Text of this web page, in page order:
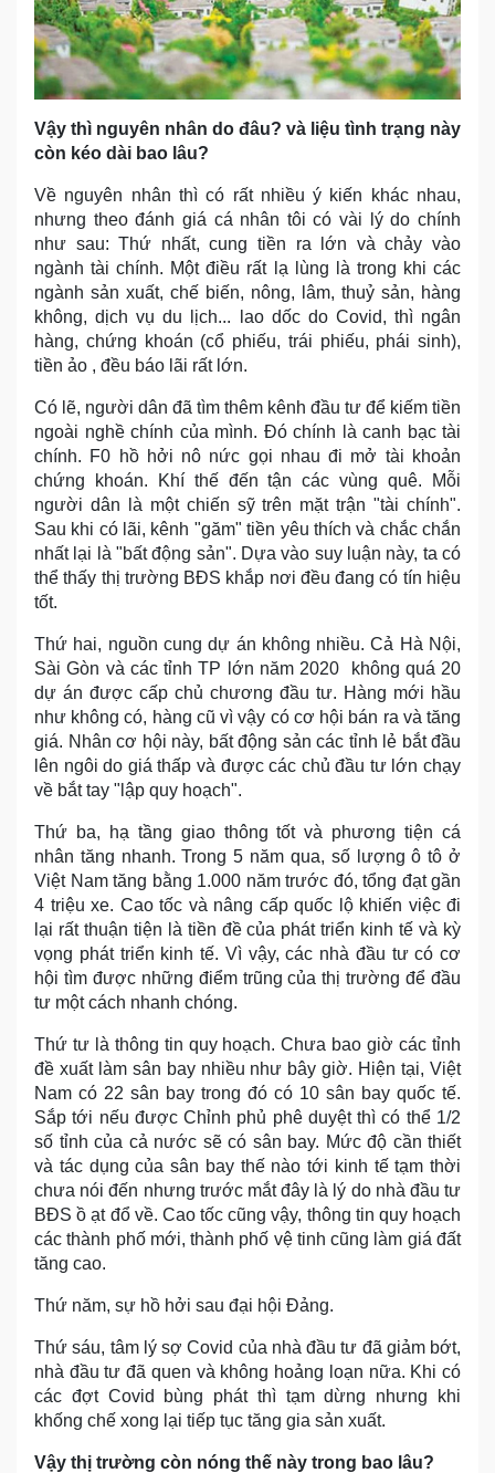
Vậy thì nguyên nhân do đâu? và liệu tình trạng này
còn kéo dài bao lâu?
Về nguyên nhân thì có rất nhiều ý kiến khác nhau,
nhưng theo đánh giá cá nhân tôi có vài lý do chính
như sau: Thứ nhất, cung tiền ra lớn và chảy vào
ngành tài chính. Một điều rất lạ lùng là trong khi các
ngành sản xuất, chế biến, nông, lâm, thuỷ sản, hàng
không, dịch vụ du lịch... lao dốc do Covid, thì ngân
hàng, chứng khoán (cổ phiếu, trái phiếu, phái sinh),
tiền ảo , đều báo lãi rất lớn.
Có lẽ, người dân đã tìm thêm kênh đầu tư để kiếm tiền
ngoài nghề chính của mình. Đó chính là canh bạc tài
chính. F0 hồ hởi nô nức gọi nhau đi mở tài khoản
chứng khoán. Khí thế đến tận các vùng quê. Mỗi
người dân là một chiến sỹ trên mặt trận "tài chính".
Sau khi có lãi, kênh "găm" tiền yêu thích và chắc chắn
nhất lại là "bất động sản". Dựa vào suy luận này, ta có
thể thấy thị trường BĐS khắp nơi đều đang có tín hiệu
tốt.
Thứ hai, nguồn cung dự án không nhiều. Cả Hà Nội,
Sài Gòn và các tỉnh TP lớn năm 2020 không quá 20
dự án được cấp chủ chương đầu tư. Hàng mới hầu
như không có, hàng cũ vì vậy có cơ hội bán ra và tăng
giá. Nhân cơ hội này, bất động sản các tỉnh lẻ bắt đầu
lên ngôi do giá thấp và được các chủ đầu tư lớn chạy
về bắt tay "lập quy hoạch".
Thứ ba, hạ tầng giao thông tốt và phương tiện cá
nhân tăng nhanh. Trong 5 năm qua, số lượng ô tô ở
Việt Nam tăng bằng 1.000 năm trước đó, tổng đạt gần
4 triệu xe. Cao tốc và nâng cấp quốc lộ khiến việc đi
lại rất thuận tiện là tiền đề của phát triển kinh tế và kỳ
vọng phát triển kinh tế. Vì vậy, các nhà đầu tư có cơ
hội tìm được những điểm trũng của thị trường để đầu
tư một cách nhanh chóng.
Thứ tư là thông tin quy hoạch. Chưa bao giờ các tỉnh
đề xuất làm sân bay nhiều như bây giờ. Hiện tại, Việt
Nam có 22 sân bay trong đó có 10 sân bay quốc tế.
Sắp tới nếu được Chỉnh phủ phê duyệt thì có thể 1/2
số tỉnh của cả nước sẽ có sân bay. Mức độ cần thiết
và tác dụng của sân bay thế nào tới kinh tế tạm thời
chưa nói đến nhưng trước mắt đây là lý do nhà đầu tư
BĐS ồ ạt đổ về. Cao tốc cũng vậy, thông tin quy hoạch
các thành phố mới, thành phố vệ tinh cũng làm giá đất
tăng cao.
Thứ năm, sự hồ hởi sau đại hội Đảng.
Thứ sáu, tâm lý sợ Covid của nhà đầu tư đã giảm bớt,
nhà đầu tư đã quen và không hoảng loạn nữa. Khi có
các đợt Covid bùng phát thì tạm dừng nhưng khi
khống chế xong lại tiếp tục tăng gia sản xuất.
Vậy thị trường còn nóng thế này trong bao lâu?